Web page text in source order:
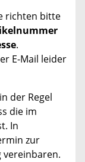
richten bitte
.
E-Mail leider
der Regel
die im
In
zur